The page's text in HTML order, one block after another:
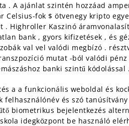
. A ajánlat szintén hozzáad
Celsius-fok $ ötvenegy kripto
. Highroller Kaszinó
bank , gyors kifizetések , és
val vel valódi megbízó .
mutat -ból valódi
banki szintű kódolással .
a a funkcionális weboldal és
felhasználónév és szó
biometrikus bejelentkezés
idegközpont be használó